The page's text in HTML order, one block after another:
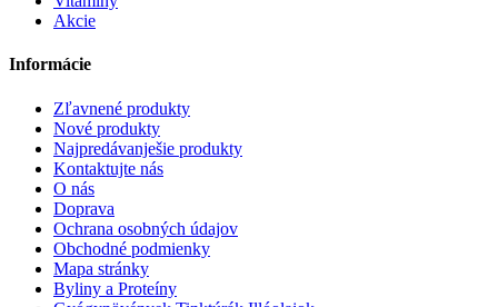
Akcie
Informácie
Zľavnené produkty
Nové produkty
Najpredávanješie produkty
Kontaktujte nás
O nás
Doprava
Ochrana osobných údajov
Obchodné podmienky
Mapa stránky
Byliny a Proteíny